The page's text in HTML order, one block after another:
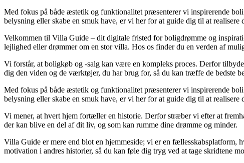
Med fokus på både æstetik og funktionalitet præsenterer vi inspirerende
belysning eller skabe en smuk have, er vi her for at guide dig til at realisere
Velkommen til Villa Guide – dit digitale fristed for boligdrømme og
lejlighed eller drømmer om en stor villa. Hos os finder du en verden af
Vi forstår, at boligkøb og -salg kan være en kompleks proces. Derfor
dig den viden og de værktøjer, du har brug for, så du kan træffe de bedste
Med fokus på både æstetik og funktionalitet præsenterer vi inspirerende
belysning eller skabe en smuk have, er vi her for at guide dig til at realisere
Vi mener, at hvert hjem fortæller en historie. Derfor stræber vi efter at
der kan blive en del af dit liv, og som kan rumme dine drømme og minder.
Villa Guide er mere end blot en hjemmeside; vi er en fællesskabsplatform,
motivation i andres historier, så du kan føle dig tryg ved at tage skridtene